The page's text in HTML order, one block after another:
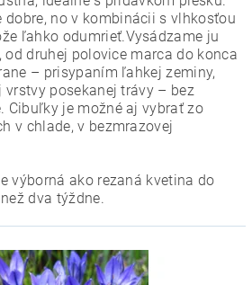
dobre, no v kombinácii s vlhkosťou
ľahko odumrieť.Vysádzame ju
od druhej polovice marca do konca
– prisypaním ľahkej zeminy,
vrstvy posekanej trávy – bez
Cibuľky je možné aj vybrať zo
v chlade, v bezmrazovej
výborná ako rezaná kvetina do
dva týždne.